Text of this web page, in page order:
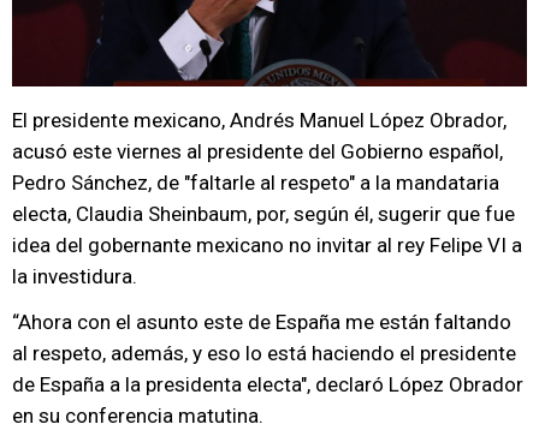
El presidente mexicano, Andrés Manuel López Obrador,
acusó este viernes al presidente del Gobierno español,
Pedro Sánchez, de "faltarle al respeto" a la mandataria
electa, Claudia Sheinbaum, por, según él, sugerir que fue
idea del gobernante mexicano no invitar al rey Felipe VI a
la investidura.
“Ahora con el asunto este de España me están faltando
al respeto, además, y eso lo está haciendo el presidente
de España a la presidenta electa", declaró López Obrador
en su conferencia matutina.